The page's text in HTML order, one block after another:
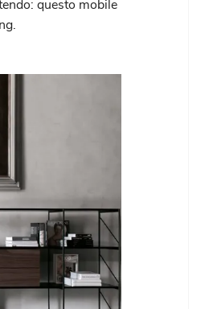
questo mobile